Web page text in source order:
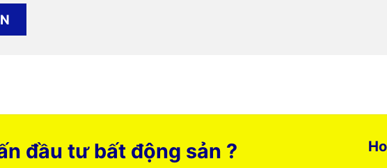
đầu tư bất động sản ?